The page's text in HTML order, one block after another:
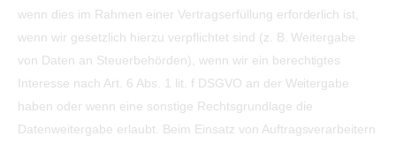
wenn dies im Rahmen einer Vertragserfüllung erforderlich ist,
wenn wir gesetzlich hierzu verpflichtet sind (z. B. Weitergabe
von Daten an Steuerbehörden), wenn wir ein berechtigtes
Interesse nach Art. 6 Abs. 1 lit. f DSGVO an der Weitergabe
haben oder wenn eine sonstige Rechtsgrundlage die
Datenweitergabe erlaubt. Beim Einsatz von Auftragsverarbeitern